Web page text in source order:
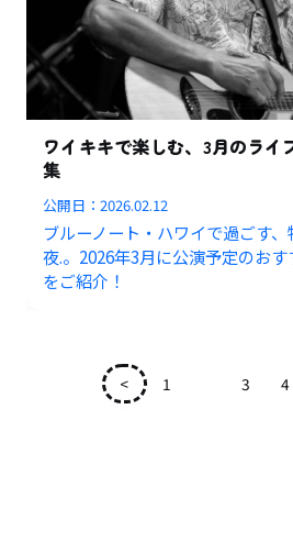
ワイキキで楽しむ、3月のライ
集
公開日：2026.02.12
ブルーノート・ハワイで過ごす
夜.。2026年3月に公演予定のお
をご紹介！
< 1 3 4